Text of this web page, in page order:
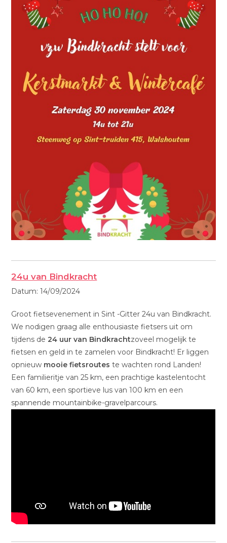
24u van Bindkracht
Datum:14/09/2024
Groot fietsevenement in Sint -Gitter 24u van Bindkracht.
We nodigen graag alle enthousiaste fietsers uit om
tijdens de 24 uur van Bindkrachtzoveel mogelijk te
fietsen en geld in te zamelen voor Bindkracht! Er liggen
opnieuw mooie fietsroutes te wachten rond Landen!
Een familieritje van 25 km, een prachtige kastelentocht
van 60 km, een sportieve lus van 100 km en een
spannende mountainbike-gravelparcours.